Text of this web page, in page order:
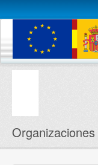
Conjuntos de datos
Organizaciones